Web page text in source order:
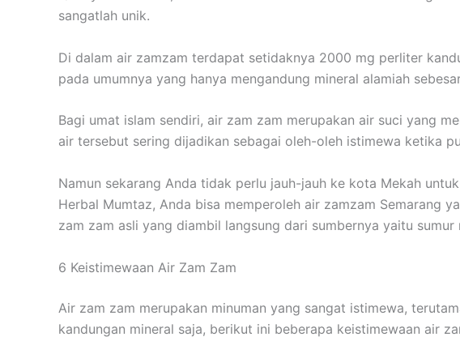
sangatlah unik.
Di dalam air zamzam terdapat setidaknya 2000 mg perliter
pada umumnya yang hanya mengandung mineral alamiah
Bagi umat islam sendiri, air zam zam merupakan air suci yang
air tersebut sering dijadikan sebagai oleh-oleh istimewa ketika
Namun sekarang Anda tidak perlu jauh-jauh ke kota Mekah
Herbal Mumtaz, Anda bisa memperoleh air zamzam Semarang
zam zam asli yang diambil langsung dari sumbernya yaitu
6 Keistimewaan Air Zam Zam
Air zam zam merupakan minuman yang sangat istimewa,
kandungan mineral saja, berikut ini beberapa keistimewaan air